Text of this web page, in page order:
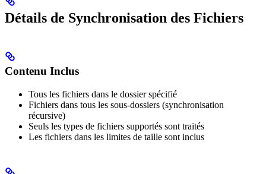
Détails de Synchronisation des Fichiers
Contenu Inclus
Tous les fichiers dans le dossier spécifié
Fichiers dans tous les sous-dossiers (synchronisation
récursive)
Seuls les types de fichiers supportés sont traités
Les fichiers dans les limites de taille sont inclus